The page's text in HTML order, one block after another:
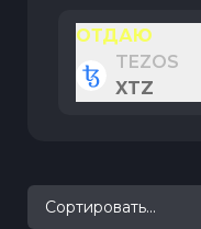
ОТДАЮ
TEZOS
XTZ
Сортировать...